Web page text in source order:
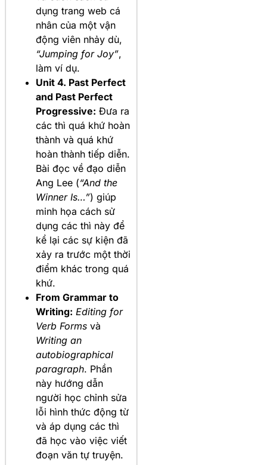
dụng trang web cá
nhân của một vận
động viên nhảy dù,
“Jumping for Joy”,
làm ví dụ.
Unit 4. Past Perfect
and Past Perfect
Progressive: Đưa ra
các thì quá khứ hoàn
thành và quá khứ
hoàn thành tiếp diễn.
Bài đọc về đạo diễn
Ang Lee (“And the
Winner Is…”) giúp
minh họa cách sử
dụng các thì này để
kể lại các sự kiện đã
xảy ra trước một thời
điểm khác trong quá
khứ.
From Grammar to
Writing: Editing for
Verb Forms và
Writing an
autobiographical
paragraph. Phần
này hướng dẫn
người học chỉnh sửa
lỗi hình thức động từ
và áp dụng các thì
đã học vào việc viết
đoạn văn tự truyện.